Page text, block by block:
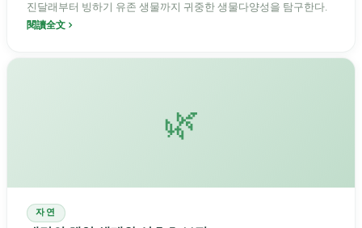
진달래부터 빙하기 유존 생물까지 귀중한 생물다양성을 탐구한다.
閱讀全文
🌿
자연